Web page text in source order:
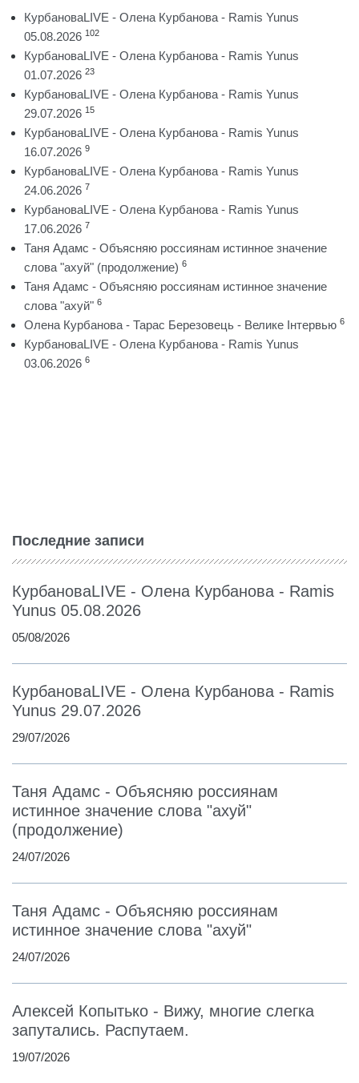
КурбановаLIVE - Олена Курбанова - Ramis Yunus
05.08.2026 102
КурбановаLIVE - Олена Курбанова - Ramis Yunus
01.07.2026 23
КурбановаLIVE - Олена Курбанова - Ramis Yunus
29.07.2026 15
КурбановаLIVE - Олена Курбанова - Ramis Yunus
16.07.2026 9
КурбановаLIVE - Олена Курбанова - Ramis Yunus
24.06.2026 7
КурбановаLIVE - Олена Курбанова - Ramis Yunus
17.06.2026 7
Таня Адамс - Объясняю россиянам истинное значение
слова "ахуй" (продолжение) 6
Таня Адамс - Объясняю россиянам истинное значение
слова "ахуй" 6
Олена Курбанова - Тарас Березовець - Велике Інтервью 6
КурбановаLIVE - Олена Курбанова - Ramis Yunus
03.06.2026 6
Последние записи
КурбановаLIVE - Олена Курбанова - Ramis
Yunus 05.08.2026
05/08/2026
КурбановаLIVE - Олена Курбанова - Ramis
Yunus 29.07.2026
29/07/2026
Таня Адамс - Объясняю россиянам
истинное значение слова "ахуй"
(продолжение)
24/07/2026
Таня Адамс - Объясняю россиянам
истинное значение слова "ахуй"
24/07/2026
Алексей Копытько - Вижу, многие слегка
запутались. Распутаем.
19/07/2026